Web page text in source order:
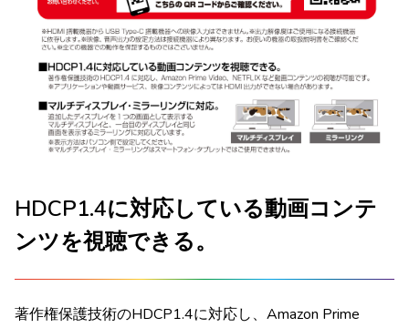
HDCP1.4に対応している動画コンテ
ンツを視聴できる。
著作権保護技術のHDCP1.4に対応し、Amazon Prime